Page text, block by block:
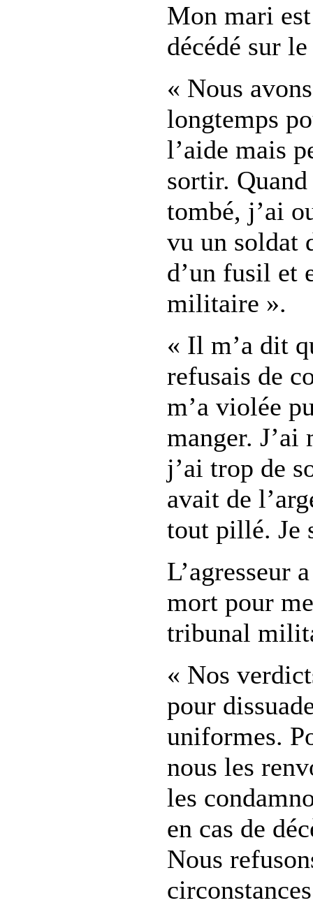
Mon mari
décédé sur
« Nous
longtemps
l’aide mais
sortir.
tombé, j’ai
vu un soldat
d’un fusil et
militaire ».
« Il m’a dit
refusais de
m’a violée
manger. J’ai
j’ai trop de
avait de
tout pillé. Je
L’agresseur
mort pour
tribunal
« Nos
pour
uniformes.
nous les
les
en cas de
Nous